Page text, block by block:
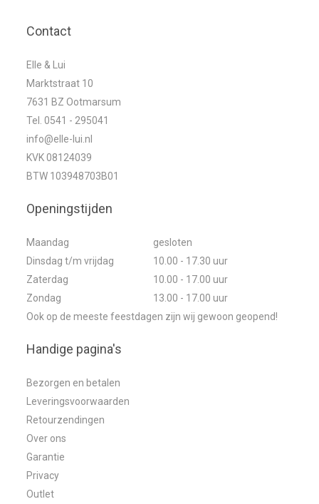
Contact
Elle & Lui
Marktstraat 10
7631 BZ Ootmarsum
Tel. 0541 - 295041
info@elle-lui.nl
KVK 08124039
BTW 103948703B01
Openingstijden
Maandag
gesloten
Dinsdag t/m vrijdag
10.00 - 17.30 uur
Zaterdag
10.00 - 17.00 uur
Zondag
13.00 - 17.00 uur
Ook op de meeste feestdagen zijn wij gewoon geopend!
Handige pagina's
Bezorgen en betalen
Leveringsvoorwaarden
Retourzendingen
Over ons
Garantie
Privacy
Outlet